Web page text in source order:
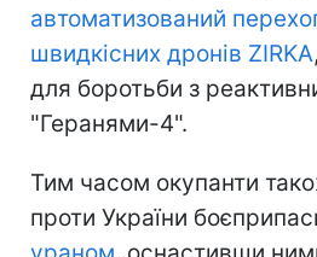
автоматизований
швидкісних дронів ZIRKA
для боротьби з
"Геранями-4".
Тим часом окупанти
проти України